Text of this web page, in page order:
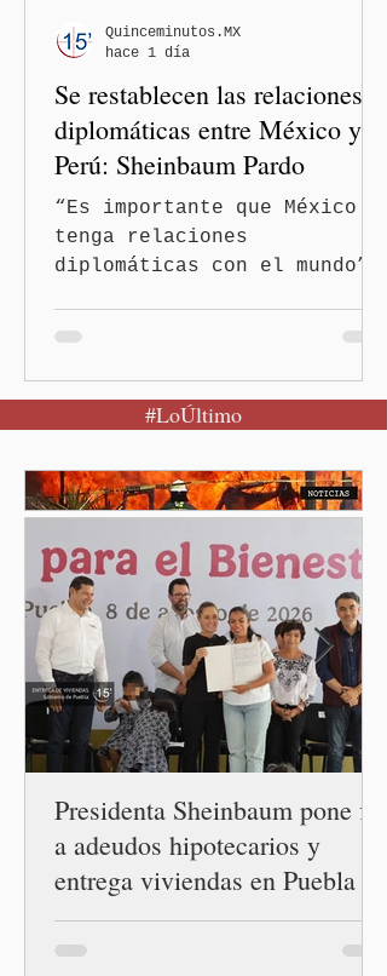
señalados como
discriminatorios hacia
hombres y personas adultas
mayores.
Se restablecen las relaciones
diplomáticas entre México y
Perú: Sheinbaum Pardo
“Es importante que México
tenga relaciones
diplomáticas con el mundo”,
Sheinbaum Pardo anunció el
restablecimiento de las
entre los gobiernos de
México y Perú. “Es
la orientación política de
los gobiernos —porque hay
orientaciones políticas de
los gobiernos, llegan por
un partido, llegan por otro
— es importante que México
tenga relaciones
diplomáticas con el mu
Quinceminutos.MX
hace 1 día
#LoÚltimo
Presidenta Sheinbaum pone fin
a adeudos hipotecarios y
entrega viviendas en Puebla